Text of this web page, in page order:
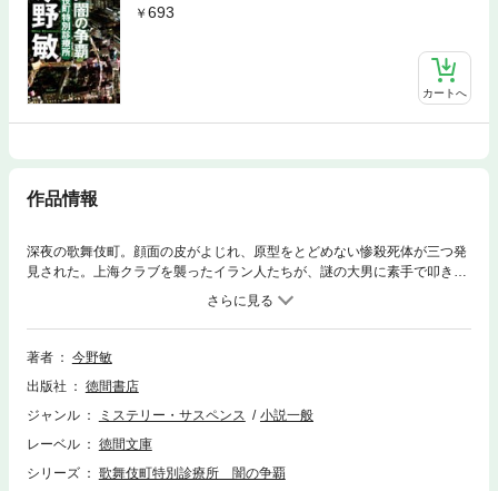
693
カートへ
作品情報
深夜の歌舞伎町。顔面の皮がよじれ、原型をとどめない惨殺死体が三つ発
見された。上海クラブを襲ったイラン人たちが、謎の大男に素手で叩き殺
されたのだ。男は広東訛りの北京語を喋っていたという。新宿署刑事捜査
課一係の松崎は手がかりを求め、事件後に男を治療した外科医・犬養を訪
ねる。報復が繰り返され、闇組織の抗争が激化する中、帰宅途中の犬養は
例の大男に待ち伏せされ……。
著者
今野敏
出版社
徳間書店
ジャンル
ミステリー・サスペンス
小説一般
レーベル
徳間文庫
シリーズ
歌舞伎町特別診療所 闇の争覇